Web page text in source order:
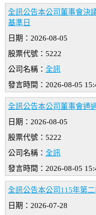
全訊公告本公司董事會決
基準日
日期：2026-08-05
股票代號：5222
公司名稱： 全訊
發言時間：2026-08-05
全訊公告本公司董事會通
日期：2026-08-05
股票代號：5222
公司名稱： 全訊
發言時間：2026-08-05
全訊公告本公司115年第
日期：2026-07-28